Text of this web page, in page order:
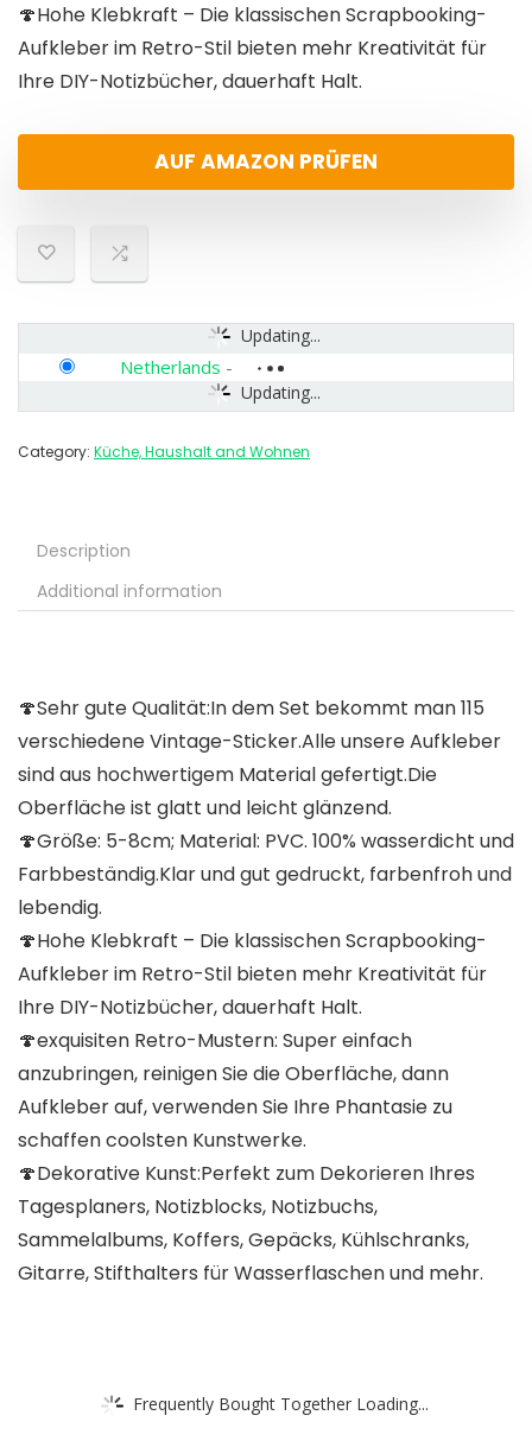
🍄Hohe Klebkraft – Die klassischen Scrapbooking-
Aufkleber im Retro-Stil bieten mehr Kreativität für
Ihre DIY-Notizbücher, dauerhaft Halt.
AUF AMAZON PRÜFEN
Updating...
Updating...
Netherlands -
Category: Küche, Haushalt and Wohnen
Description
Additional information
🍄Sehr gute Qualität:In dem Set bekommt man 115
verschiedene Vintage-Sticker.Alle unsere Aufkleber
sind aus hochwertigem Material gefertigt.Die
Oberfläche ist glatt und leicht glänzend.
🍄Größe: 5-8cm; Material: PVC. 100% wasserdicht und
Farbbeständig.Klar und gut gedruckt, farbenfroh und
lebendig.
🍄Hohe Klebkraft – Die klassischen Scrapbooking-
Aufkleber im Retro-Stil bieten mehr Kreativität für
Ihre DIY-Notizbücher, dauerhaft Halt.
🍄exquisiten Retro-Mustern: Super einfach
anzubringen, reinigen Sie die Oberfläche, dann
Aufkleber auf, verwenden Sie Ihre Phantasie zu
schaffen coolsten Kunstwerke.
🍄Dekorative Kunst:Perfekt zum Dekorieren Ihres
Tagesplaners, Notizblocks, Notizbuchs,
Sammelalbums, Koffers, Gepäcks, Kühlschranks,
Gitarre, Stifthalters für Wasserflaschen und mehr.
Frequently Bought Together Loading...